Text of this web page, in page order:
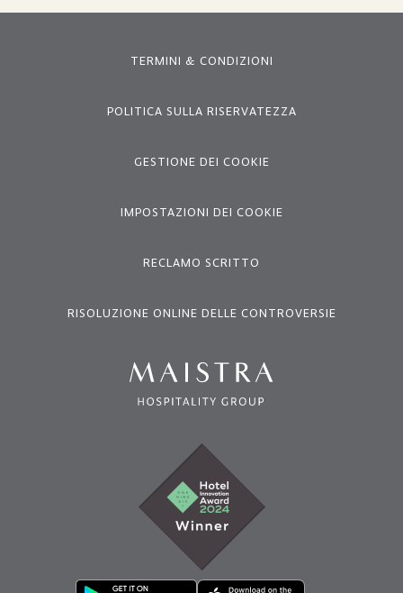
TERMINI & CONDIZIONI
POLITICA SULLA RISERVATEZZA
GESTIONE DEI COOKIE
IMPOSTAZIONI DEI COOKIE
RECLAMO SCRITTO
RISOLUZIONE ONLINE DELLE CONTROVERSIE